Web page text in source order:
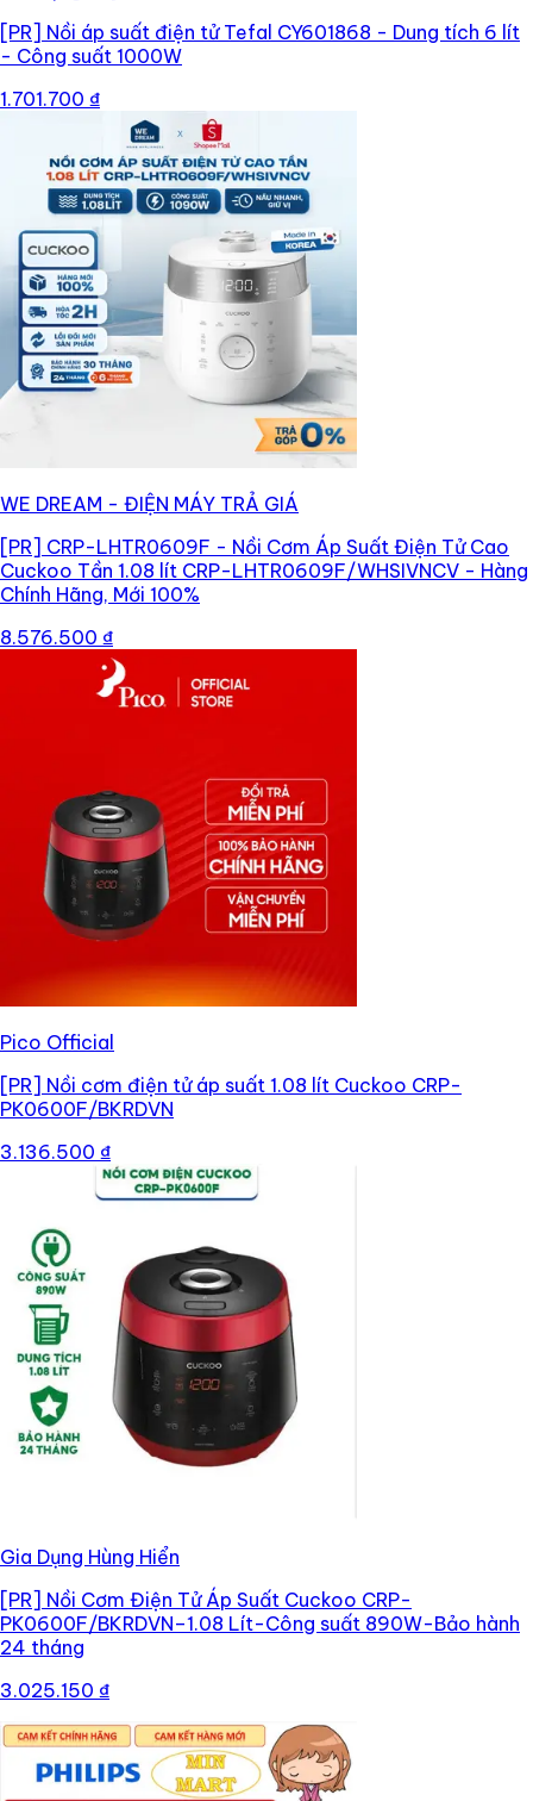
[PR] Nồi áp suất điện tử Tefal CY601868 - Dung tích 6 lít
- Công suất 1000W
1.701.700 ₫
WE DREAM - ĐIỆN MÁY TRẢ GIÁ
[PR] CRP-LHTR0609F - Nồi Cơm Áp Suất Điện Tử Cao
Cuckoo Tần 1.08 lít CRP-LHTR0609F/WHSIVNCV - Hàng
Chính Hãng, Mới 100%
8.576.500 ₫
Pico Official
[PR] Nồi cơm điện tử áp suất 1.08 lít Cuckoo CRP-
PK0600F/BKRDVN
3.136.500 ₫
Gia Dụng Hùng Hiển
[PR] Nồi Cơm Điện Tử Áp Suất Cuckoo CRP-
PK0600F/BKRDVN–1.08 Lít-Công suất 890W-Bảo hành
24 tháng
3.025.150 ₫